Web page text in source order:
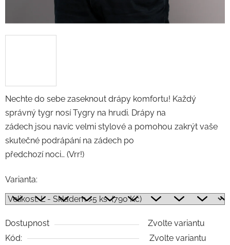
Nechte do sebe zaseknout drápy komfortu! Každý
správný tygr nosí Tygry na hrudi. Drápy na
zádech jsou navíc velmi stylové a pomohou zakrýt vaše
skutečné podrápání na zádech po
předchozí noci… (Vrr!)
Varianta:
Dostupnost
Zvolte variantu
Kód:
Zvolte variantu